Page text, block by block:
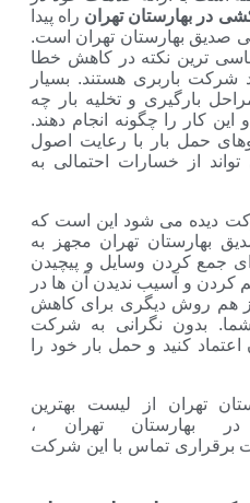
تهرانراه پیدا
تهران است.
در کاهش خطا
هستند. بسیار
و تخلیه بار چه
انجام دهند.
رعایت اصول
احتمالی به
این است که
تهران مجهز به
وسایل و پیچیدن
ندیدن آن ها در
برای کاهش
به شرکت
حمل بار خود را
لیست بهترین
تهران ،
با این شرکت